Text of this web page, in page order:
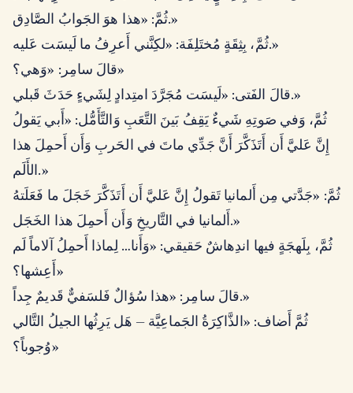
ثُمَّ: «هذا هوَ الجَوابُ الصَّادِق.»
ثُمَّ، بِثِقَةٍ مُختَلِفَة: «لكِنَّني أَعرِفُ ما لَيسَت عَليه.»
قالَ سامِر: «وَهي؟»
قالَ الفَتى: «لَيسَت مُجَرَّدَ امتِدادٍ لِشَيءٍ حَدَثَ قَبلي.»
ثُمَّ، وَفي صَوتِهِ شَيءٌ يَقِفُ بَينَ التَّعَبِ وَالتَّأَمُّل: «أَبي يَقولُ
إِنَّ عَليَّ أَن أَتَذَكَّرَ أَنَّ جَدِّي ماتَ في الحَربِ وَأَن أَحمِلَ هذا
الأَلَم.»
ثُمَّ: «جَدَّتي مِن أَلمانيا تَقولُ إِنَّ عَليَّ أَن أَتَذَكَّرَ خَجَلَ ما فَعَلَتهُ
أَلمانيا في التَّاريخِ وَأَن أَحمِلَ هذا الخَجَل.»
ثُمَّ، بِلَهجَةٍ فيها اندِهاشٌ حَقيقي: «وَأَنا… لِماذا أَحمِلُ آلاماً لَم
أَعِشها؟»
قالَ سامِر: «هذا سُؤالٌ فَلسَفيٌّ قَديمٌ جِداً.»
ثُمَّ أَضاف: «الذَّاكِرَةُ الجَماعِيَّة — هَل يَرِثُها الجيلُ التَّالي
وُجوباً؟»